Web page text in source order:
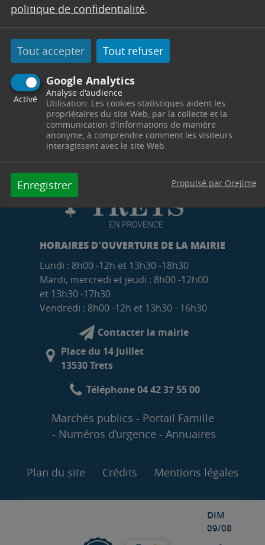
politique de confidentialité.
Tout accepter Tout refuser
Google Analytics
Activé
Analyse d'audience
Utilisation: Les cookies statistiques aident les
propriétaires du site Web, par la collecte et la
communication d'informations de manière
anonyme, à comprendre comment les visiteurs
interagissent avec le site Web.
Enregistrer Propulsé par Orejime
DIM
09/08
HORAIRES D'OUVERTURE DE LA MAIRIE
Lundi : 8h00 -12h et 13h30 -18h30
Mardi, mercredi et jeudi : 8h00 -12h00
et 13h30 -17h30
Vendredi : 8h00 -12h et 13h30 - 16h30
Contacter la mairie
Place du 14 Juillet
13530 Trets
Téléphone 04 42 37 55 00
Marchés publics
Portail Famille
Numéros d’urgence
Annuaires
Plan du site Crédits Mentions légales